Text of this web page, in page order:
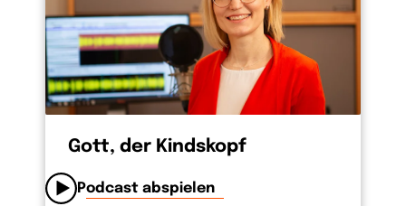
Gott, der Kindskopf
Podcast abspielen